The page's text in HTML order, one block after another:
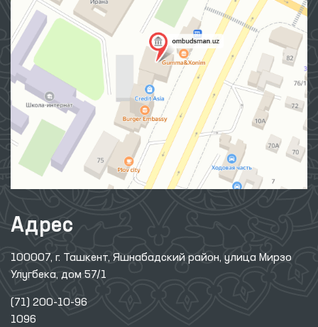
Адрес
100007, г. Ташкент, Яшнабадский район, улица Мирзо
Улугбека, дом 57/1
(71) 200-10-96
1096